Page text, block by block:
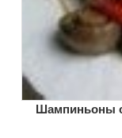
Шампиньоны